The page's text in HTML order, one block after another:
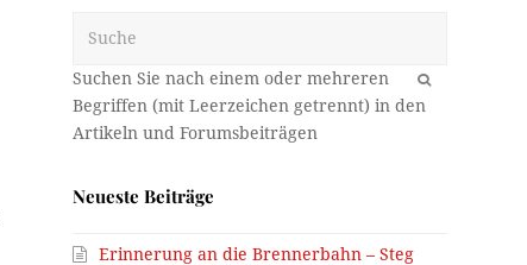
OK
Neueste Beiträge
Erinnerung an die Brennerbahn – Steg